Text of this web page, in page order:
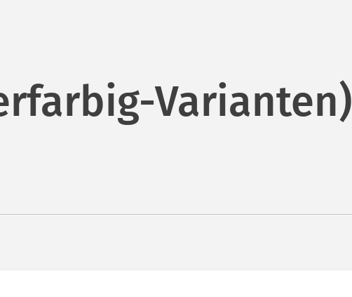
Varianten)